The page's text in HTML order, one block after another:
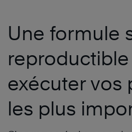
Une formule
exécuter vos
les plus